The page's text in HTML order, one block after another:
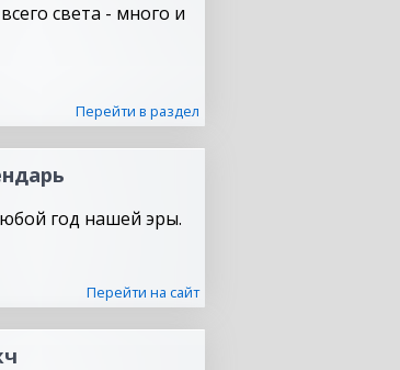
света - много и
Перейти в раздел
год нашей эры.
Перейти на сайт